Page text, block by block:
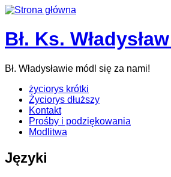
Bł. Ks.
Bł. Władysławie módl się za nami!
życiorys krótki
Życiorys dłuższy
Kontakt
Prośby i podziękowania
Modlitwa
Języki